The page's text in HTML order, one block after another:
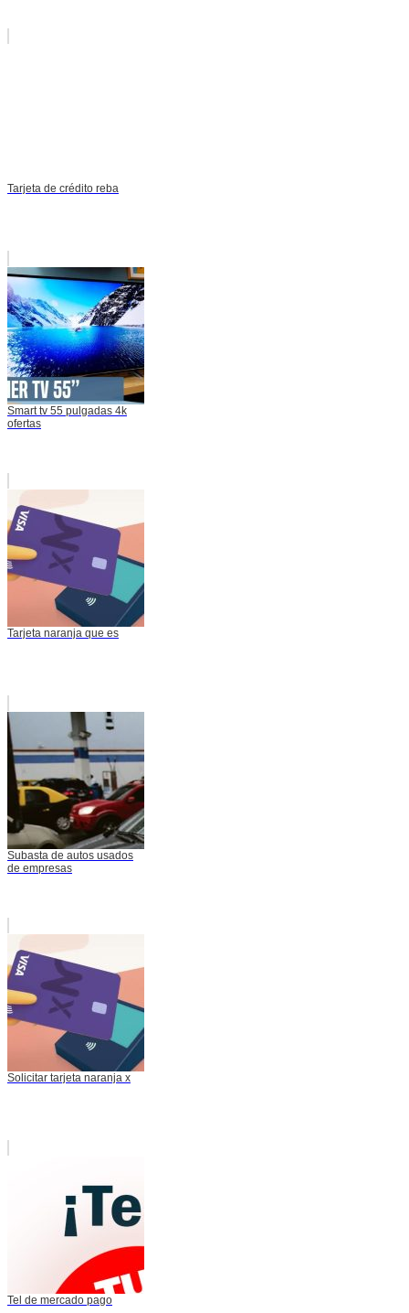
Tarjeta de crédito reba
Smart tv 55 pulgadas 4k
ofertas
Tarjeta naranja que es
Subasta de autos usados
de empresas
Solicitar tarjeta naranja x
Tel de mercado pago